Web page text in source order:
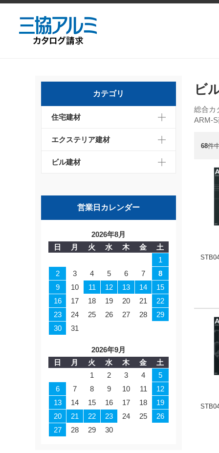
ビ
総合カ
ARM-
68件
カテゴリ
住宅建材
エクステリア建材
ビル建材
営業日カレンダー
2026年8月
日
月 火 水 木 金
土
1
2
3 4 5 6 7
8
9
10 11 12 13 14
15
16
17 18 19 20 21
22
23
24 25 26 27 28
29
30
31
2026年9月
日
月 火 水 木 金
土
1
2 3 4
5
6
7 8 9 10 11
12
13
14 15 16 17 18
19
20
21 22 23 24 25
26
27
28 29 30